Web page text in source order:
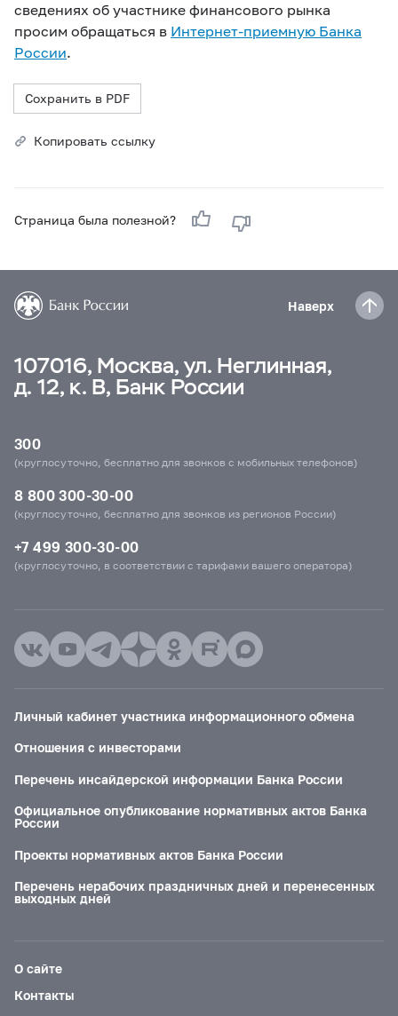
сведениях об участнике финансового рынка
просим обращаться в Интернет-приемную Банка
России.
Сохранить в PDF
Копировать ссылку
Страница была полезной?
Наверх
107016, Москва, ул. Неглинная,
д. 12, к. В, Банк России
300
(круглосуточно, бесплатно для звонков с мобильных телефонов)
8 800 300-30-00
(круглосуточно, бесплатно для звонков из регионов России)
+7 499 300-30-00
(круглосуточно, в соответствии с тарифами вашего оператора)
Личный кабинет участника информационного обмена
Отношения с инвесторами
Перечень инсайдерской информации Банка России
Официальное опубликование нормативных актов Банка
России
Проекты нормативных актов Банка России
Перечень нерабочих праздничных дней и перенесенных
выходных дней
О сайте
Контакты